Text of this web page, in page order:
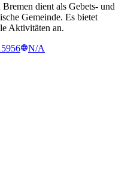
dient als Gebets- und
Gemeinde. Es bietet
Aktivitäten an.
N/A